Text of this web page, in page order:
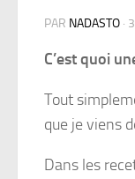
PAR NADASTO ·
C’est quoi
Tout
que je viens
Dans les